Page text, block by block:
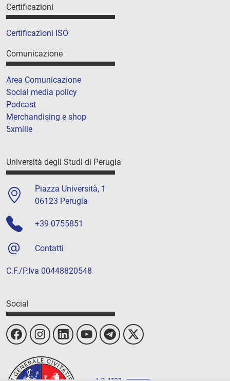
Certificazioni
Certificazioni ISO
Comunicazione
Area Comunicazione
Social media policy
Podcast
Merchandising e shop
5xmille
Università degli Studi di Perugia
Piazza Università, 1
06123 Perugia
+39 0755851
Contatti
C.F./P.Iva 00448820548
Social